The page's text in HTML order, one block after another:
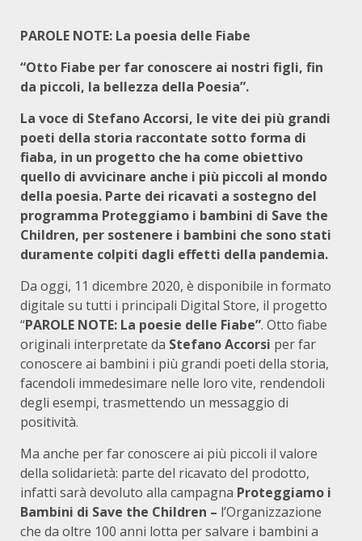
PAROLE NOTE: La poesia delle Fiabe
“Otto Fiabe per far conoscere ai nostri figli, fin
da piccoli, la bellezza della Poesia”.
La voce di Stefano Accorsi, le vite dei più grandi
poeti della storia raccontate sotto forma di
fiaba, in un progetto che ha come obiettivo
quello di avvicinare anche i più piccoli al mondo
della poesia. Parte dei ricavati a sostegno del
programma Proteggiamo i bambini di Save the
Children, per sostenere i bambini che sono stati
duramente colpiti dagli effetti della pandemia.
Da oggi, 11 dicembre 2020, è disponibile in formato
digitale su tutti i principali Digital Store, il progetto
“PAROLE NOTE: La poesie delle Fiabe”. Otto fiabe
originali interpretate da Stefano Accorsi per far
conoscere ai bambini i più grandi poeti della storia,
facendoli immedesimare nelle loro vite, rendendoli
degli esempi, trasmettendo un messaggio di
positività.
Ma anche per far conoscere ai più piccoli il valore
della solidarietà: parte del ricavato del prodotto,
infatti sarà devoluto alla campagna Proteggiamo i
Bambini di Save the Children – l’Organizzazione
che da oltre 100 anni lotta per salvare i bambini a